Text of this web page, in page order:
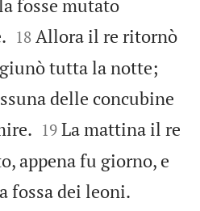
fosse mutato


18 Allora il re ritornò
tutta la notte;
delle concubine


19 La mattina il re
appena fu giorno, e
fossa dei leoni.